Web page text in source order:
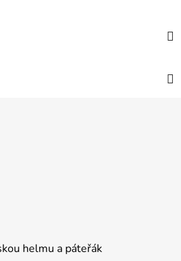
helmu a páteřák